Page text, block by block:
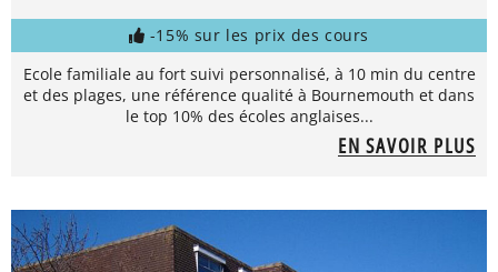
-15% sur les prix des cours
Ecole familiale au fort suivi personnalisé, à 10 min du centre
et des plages, une référence qualité à Bournemouth et dans
le top 10% des écoles anglaises...
EN SAVOIR PLUS